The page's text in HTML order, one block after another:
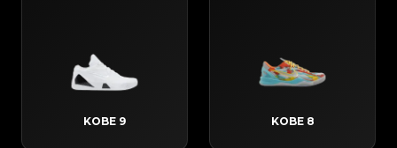
KOBE 9 KOBE 8